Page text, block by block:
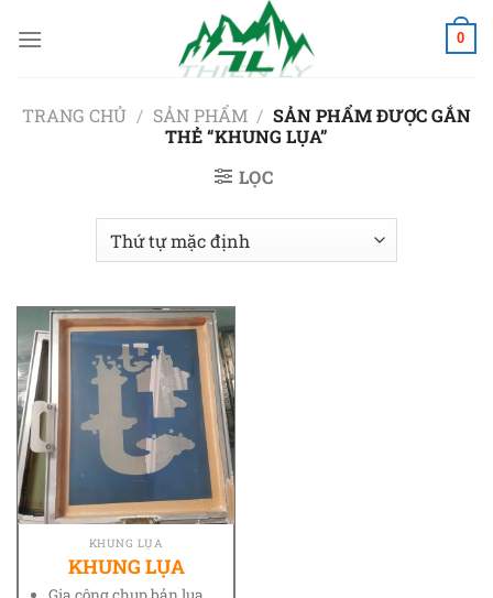
đến
0
TRANG CHỦ / SẢN PHẨM / SẢN PHẨM ĐƯỢC GẮN
THẺ “KHUNG LỤA”
LỌC
KHUNG LỤA
KHUNG LỤA